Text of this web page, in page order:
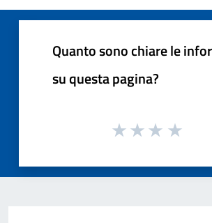
Quanto sono chiare le
su questa pagina?